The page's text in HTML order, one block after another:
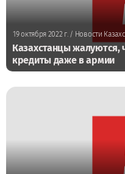
19 октября 2022 г./ Новости
Казахстанцы жалуются,
кредиты даже в армии